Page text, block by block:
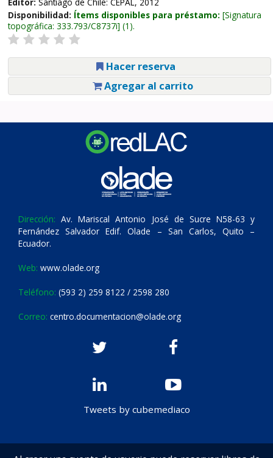
Disponibilidad: Ítems disponibles para préstamo: Signatura
topográfica: 333.793/C8737i (1).
Hacer reserva
Agregar al carrito
Dirección: Av. Mariscal Antonio José de Sucre N58-63 y
Fernández Salvador Edif. Olade – San Carlos, Quito –
Ecuador.
Web: www.olade.org
Teléfono: (593 2) 259 8122 / 2598 280
Correo: centro.documentacion@olade.org
Tweets by cubemediaco